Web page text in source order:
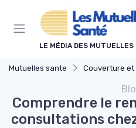
LE MÉDIA DES
Mutuelles sante Couverture et
Comprendre le
consultations